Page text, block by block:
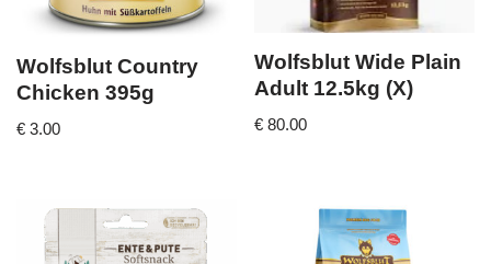
Wolfsblut Country
Chicken 395g
€ 3.00
Wolfsblut Wide Plain
Adult 12.5kg (X)
€ 80.00